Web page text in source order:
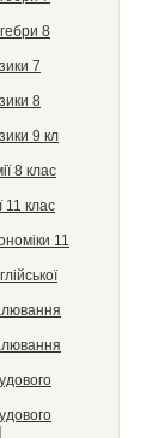
8
7
8
9 кл
8 клас
11 клас
11